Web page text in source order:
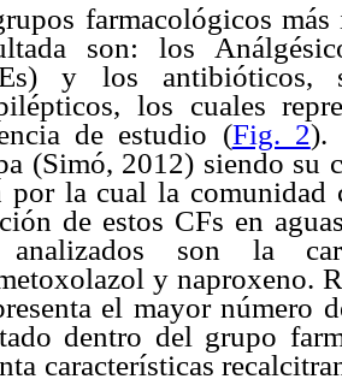
farmacológicos
son: los
y los antibióticos,
los cuales
de estudio (Fig. 2).
(Simó, 2012) siendo su
por la cual la comunidad
de estos CFs en
son la
y naproxeno.
el mayor número
dentro del grupo
características